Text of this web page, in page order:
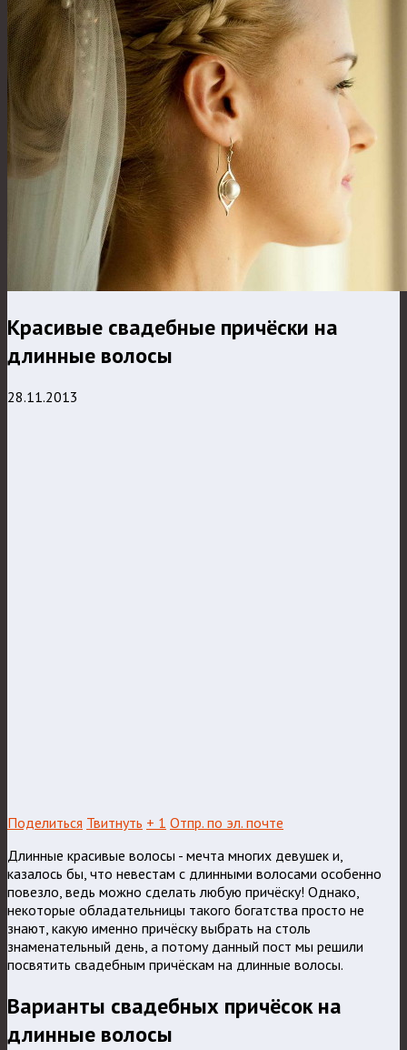
Красивые свадебные причёски на
длинные волосы
28.11.2013
Поделиться Твитнуть + 1 Отпр. по эл. почте
Длинные красивые волосы - мечта многих девушек и,
казалось бы, что невестам с длинными волосами особенно
повезло, ведь можно сделать любую причёску! Однако,
некоторые обладательницы такого богатства просто не
знают, какую именно причёску выбрать на столь
знаменательный день, а потому данный пост мы решили
посвятить свадебным причёскам на длинные волосы.
Варианты свадебных причёсок на
длинные волосы